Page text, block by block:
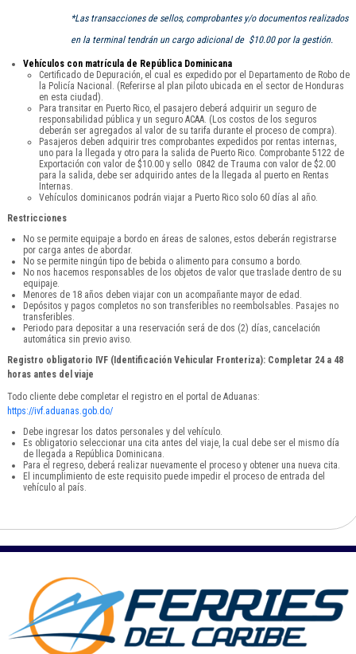
*Las transacciones de sellos, comprobantes y/o documentos realizados
en la terminal tendrán un cargo adicional de $10.00 por la gestión.
Vehículos con matrícula de República Dominicana
Certificado de Depuración, el cual es expedido por el Departamento de Robo de
la Policía Nacional. (Referirse al plan piloto ubicada en el sector de Honduras
en esta ciudad).
Para transitar en Puerto Rico, el pasajero deberá adquirir un seguro de
responsabilidad pública y un seguro ACAA. (Los costos de los seguros
deberán ser agregados al valor de su tarifa durante el proceso de compra).
Pasajeros deben adquirir tres comprobantes expedidos por rentas internas,
uno para la llegada y otro para la salida de Puerto Rico. Comprobante 5122 de
Exportación con valor de $10.00 y sello 0842 de Trauma con valor de $2.00
para la salida, debe ser adquirido antes de la llegada al puerto en Rentas
Internas.
Vehículos dominicanos podrán viajar a Puerto Rico solo 60 días al año.
Restricciones
No se permite equipaje a bordo en áreas de salones, estos deberán registrarse
por carga antes de abordar.
No se permite ningún tipo de bebida o alimento para consumo a bordo.
No nos hacemos responsables de los objetos de valor que traslade dentro de su
equipaje.
Menores de 18 años deben viajar con un acompañante mayor de edad.
Depósitos y pagos completos no son transferibles no reembolsables. Pasajes no
transferibles.
Periodo para depositar a una reservación será de dos (2) días, cancelación
automática sin previo aviso.
Registro obligatorio IVF (Identificación Vehicular Fronteriza): Completar 24 a 48
horas antes del viaje
Todo cliente debe completar el registro en el portal de Aduanas:
https://ivf.aduanas.gob.do/
Debe ingresar los datos personales y del vehículo.
Es obligatorio seleccionar una cita antes del viaje, la cual debe ser el mismo día
de llegada a República Dominicana.
Para el regreso, deberá realizar nuevamente el proceso y obtener una nueva cita.
El incumplimiento de este requisito puede impedir el proceso de entrada del
vehículo al país.